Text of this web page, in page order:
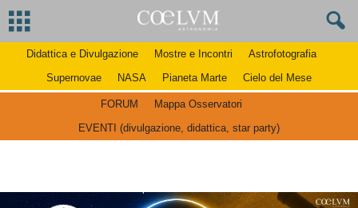
Didattica e Divulgazione Mostre e Incontri
Astrofotografia
Supernovae
NASA Pianeta Marte Cielo del Mese
FORUM
Mappa Osservatori
EVENTI (divulgazione, didattica, star party)